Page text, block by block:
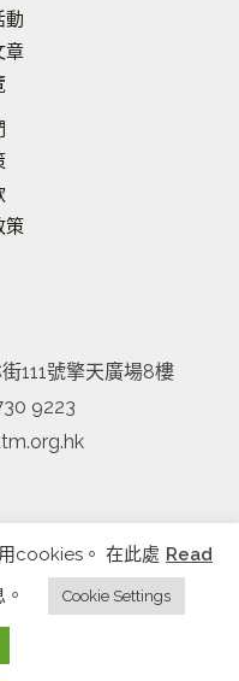
動
章
策
111號擎天廣場8樓
9223
崇真會歷史. All Rights
cookies。 在此處 Read
Cookie Settings